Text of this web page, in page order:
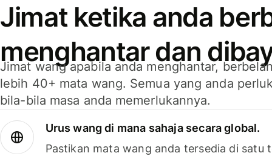
Jimat ketika anda
menghantar dan
Jimat wang apabila anda menghantar,
lebih 40+ mata wang. Semua yang anda
bila-bila masa anda memerlukannya.
Urus wang di mana sahaja secara global.
Pastikan mata wang anda tersedia di satu